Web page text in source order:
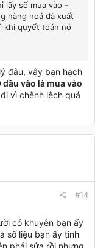
lấy số mua vào -
hàng hoá đã xuất
khi quyết toán nó
đâu, vậy bạn hạch
vào là mua vào
vì chênh lệch quá
#14
có khuyên bạn ấy
số liệu bạn ấy tinh
phải sửa rồi nhưng